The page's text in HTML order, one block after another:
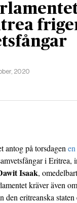
2020
antog på torsdagen
i Eritrea,
Isaak,
kräver även
den eritreanska